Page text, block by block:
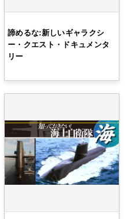
諦めるな:新しいギャラクシ
ー・クエスト・ドキュメンタ
リー